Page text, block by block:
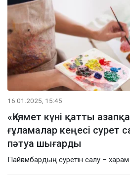
16.01.2025, 15:45
«Қиямет күні қатты
ғұламалар кеңесі сурет
пәтуа шығарды
Пайғамбардың суретін салу – харам